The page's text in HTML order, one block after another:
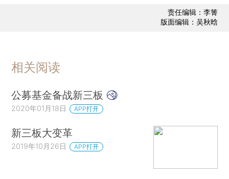
责任编辑：李箐
版面编辑：吴秋晗
相关阅读
公募基金备战新三板
2020年01月18日 APP打开
新三板大变革
2019年10月26日 APP打开